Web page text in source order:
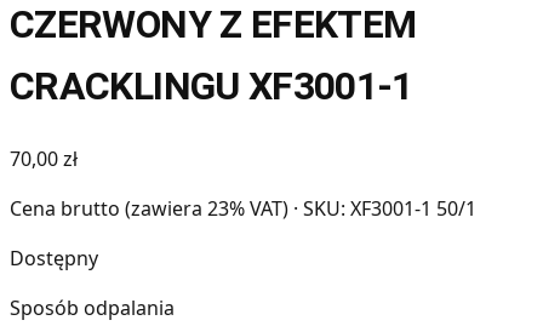
CZERWONY Z EFEKTEM
CRACKLINGU XF3001-1
70,00 zł
Cena brutto (zawiera 23% VAT) · SKU: XF3001-1 50/1
Dostępny
Sposób odpalania